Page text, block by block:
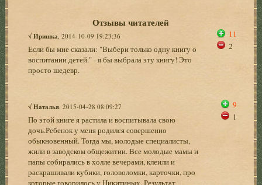
Отзывы читателей
√Иришка , 2014-10-09 19:23:36
Если бы мне сказали: "Выбери только одну книгу о
воспитании детей." - я бы выбрала эту книгу! Это
просто шедевр.
11
2
√Наталья , 2015-04-28 08:09:27
По этой книге я растила и воспитывала свою
дочь.Ребенок у меня родился совершенно
обыкновенный. Тогда мы, молодые специалисты,
жили в заводском общежитии. Все молодые мамы и
папы собирались в холле вечерами, клеили и
раскрашивали кубики, головоломки, карточки, про
которые говорилось у Никитиных. Результат
9
1